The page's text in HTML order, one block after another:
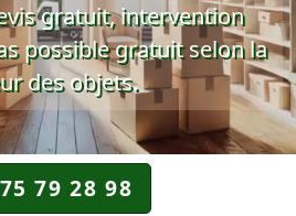
gratuit, intervention
possible gratuit selon la
des objets.
79 28 98